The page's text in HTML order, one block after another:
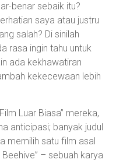
benar sebaik itu?
saya atau justru
salah? Di sinilah
rasa ingin tahu untuk
ada kekhawatiran
kekecewaan lebih
Luar Biasa” mereka,
anticipasi; banyak judul
memilih satu film asal
– sebuah karya